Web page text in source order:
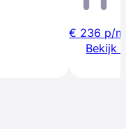
€ 236 p/m
Bekijk